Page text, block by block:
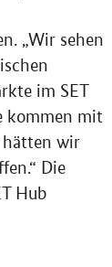
„Wir sehen
im SET
kommen mit
hätten wir
Die
Hub